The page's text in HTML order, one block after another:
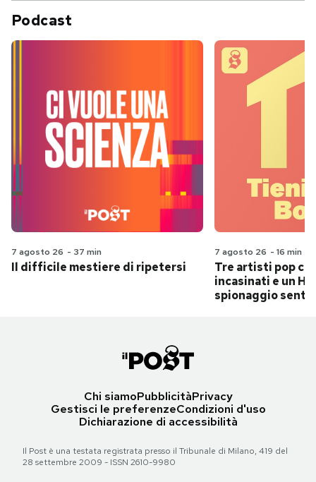
Podcast
7 agosto 26 - 37 min
Il difficile mestiere di ripetersi
7 agosto 26 - 16 min
Tre artisti pop
incasinati e un
spionaggio
Chi siamoPubblicitàPrivacy
Gestisci le preferenzeCondizioni d'uso
Dichiarazione di accessibilità
Il Post è una testata registrata presso il Tribunale di Milano, 419 del
28 settembre 2009 - ISSN 2610-9980